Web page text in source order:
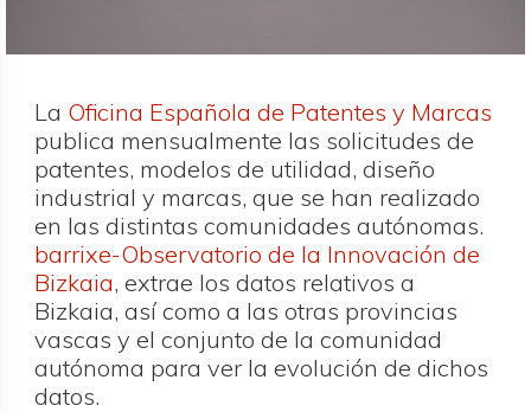
La Oficina Española de Patentes y Marcas
publica mensualmente las solicitudes de
patentes, modelos de utilidad, diseño
industrial y marcas, que se han realizado
en las distintas comunidades autónomas.
barrixe-Observatorio de la Innovación de
Bizkaia, extrae los datos relativos a
Bizkaia, así como a las otras provincias
vascas y el conjunto de la comunidad
autónoma para ver la evolución de dichos
datos.